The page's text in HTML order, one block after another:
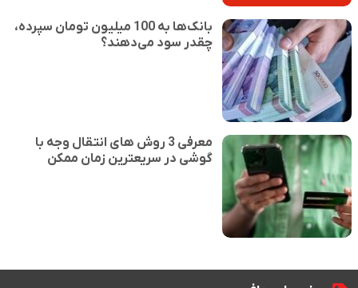
بانک‌ها به 100 میلیون تومان سپرده،
چقدر سود می‌دهند؟
معرفی 3 روش های انتقال وجه با
گوشی در سریعترین زمان ممکن